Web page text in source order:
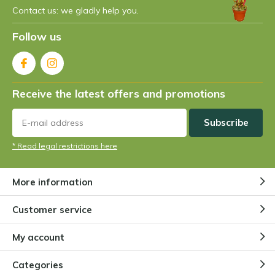
STAFF
+ Good quality plants and high service
- Shipping a bit long
ByStadler - 16-07-2024 09:52
5 / 5
Sehr gute und schnelle Lieferung.
5 / 5
+ Plante sarracenia saine. Belle couleur.
Contact us: we gladly help you.
Follow us
Receive the latest offers and promotions
Subscribe
* Read legal restrictions here
More information
Customer service
My account
Categories